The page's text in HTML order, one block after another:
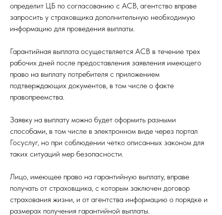
определит ЦБ по согласованию с АСВ, агентство вправе
запросить у страховщика дополнительную необходимую
информацию для проведения выплаты.
Гарантийная выплата осуществляется АСВ в течение трех
рабочих дней после предоставления заявления имеющего
право на выплату потребителя с приложением
подтверждающих документов, в том числе о факте
правопреемства.
Заявку на выплату можно будет оформить разными
способами, в том числе в электронном виде через портал
Госуслуг, но при соблюдении четко описанных законом для
таких ситуаций мер безопасности.
Лицо, имеющее право на гарантийную выплату, вправе
получать от страховщика, с которым заключен договор
страхования жизни, и от агентства информацию о порядке и
размерах получения гарантийной выплаты.